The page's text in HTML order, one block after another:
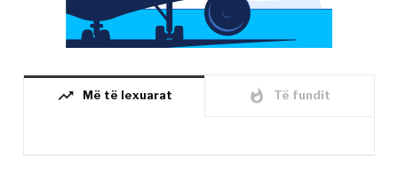
trending_up Më të lexuarat whatshot Të fundit